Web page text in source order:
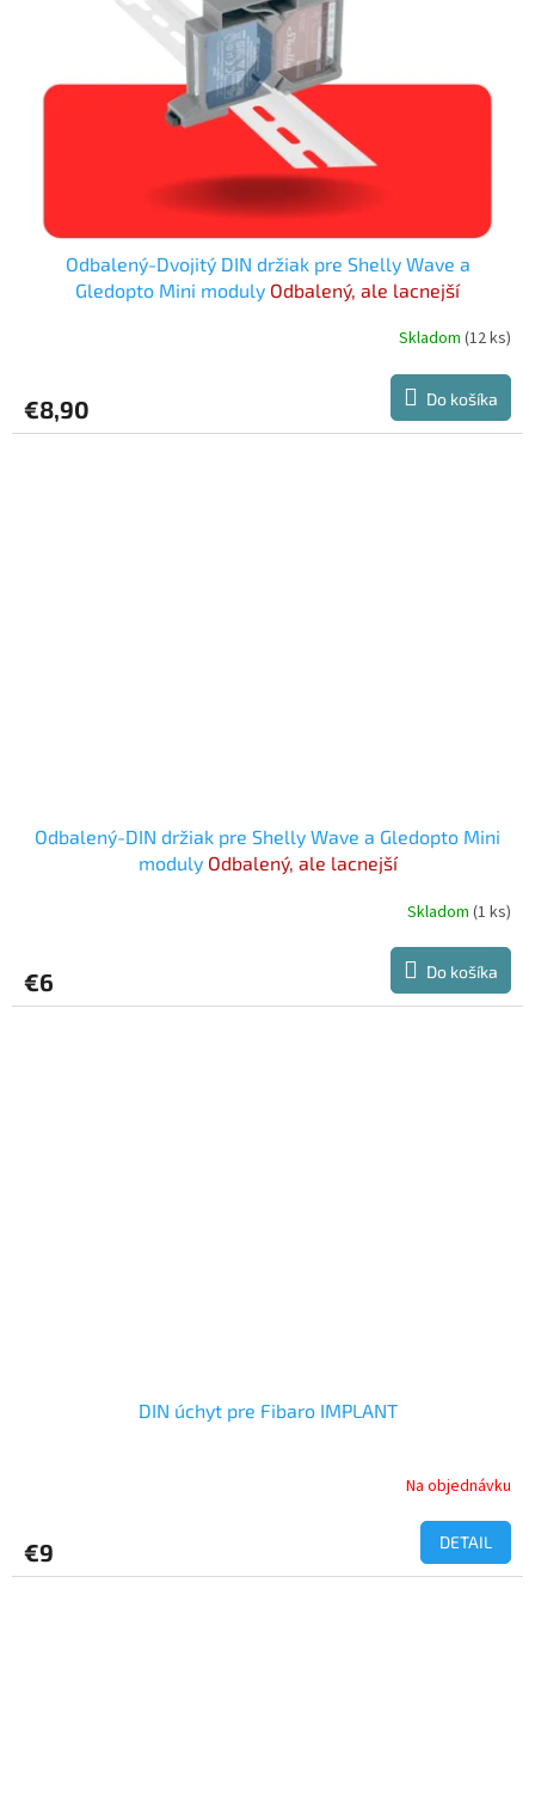
Odbalený-Dvojitý DIN držiak pre Shelly Wave a
Gledopto Mini moduly Odbalený, ale lacnejší
Skladom (12 ks)
€8,90 Do košíka
Odbalený-DIN držiak pre Shelly Wave a Gledopto Mini
moduly Odbalený, ale lacnejší
Skladom (1 ks)
€6 Do košíka
DIN úchyt pre Fibaro IMPLANT
Na objednávku
€9 DETAIL